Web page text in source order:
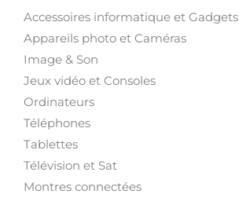
Accessoires informatique et Gadgets
Appareils photo et Caméras
Image & Son
Jeux vidéo et Consoles
Ordinateurs
Téléphones
Tablettes
Télévision et Sat
Montres connectées